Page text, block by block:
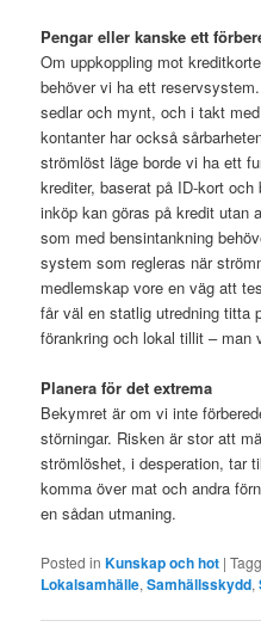
Pengar eller kanske ett
Om uppkoppling mot
behöver vi ha ett
sedlar och mynt, och i takt
kontanter har också
strömlöst läge borde vi ha ett
krediter, baserat på ID-kort
inköp kan göras på kredit utan
som med bensintankning
system som regleras när
medlemskap vore en väg att
får väl en statlig utredning titta
förankring och lokal tillit –
Planera för det extrema
Bekymret är om vi inte
störningar. Risken är stor att
strömlöshet, i desperation, tar
komma över mat och andra
en sådan utmaning.
Posted in Kunskap och hot |
Lokalsamhälle,Samhällsskydd,